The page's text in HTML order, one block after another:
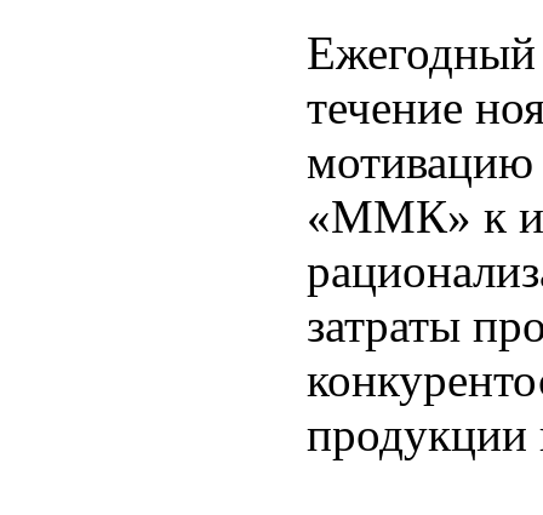
течение
«ММК» к
затраты
продукции